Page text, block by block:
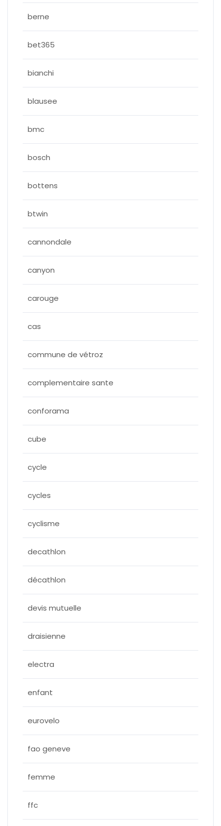
berne
bet365
bianchi
blausee
bmc
bosch
bottens
btwin
cannondale
canyon
carouge
cas
commune de vétroz
complementaire sante
conforama
cube
cycle
cycles
cyclisme
decathlon
décathlon
devis mutuelle
draisienne
electra
enfant
eurovelo
fao geneve
femme
ffc